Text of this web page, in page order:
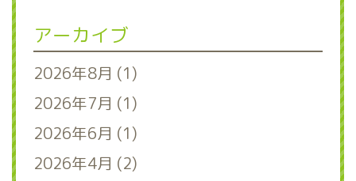
アーカイブ
2026年8月 (1)
2026年7月 (1)
2026年6月 (1)
2026年4月 (2)